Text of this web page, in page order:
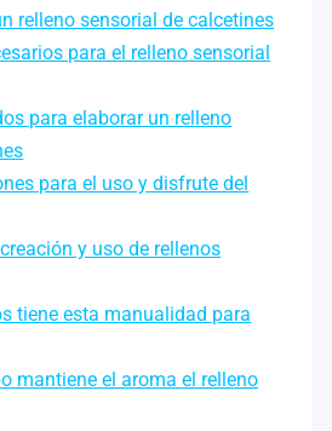
relleno sensorial de calcetines
para el relleno sensorial
para elaborar un relleno
para el uso y disfrute del
y uso de rellenos
tiene esta manualidad para
mantiene el aroma el relleno